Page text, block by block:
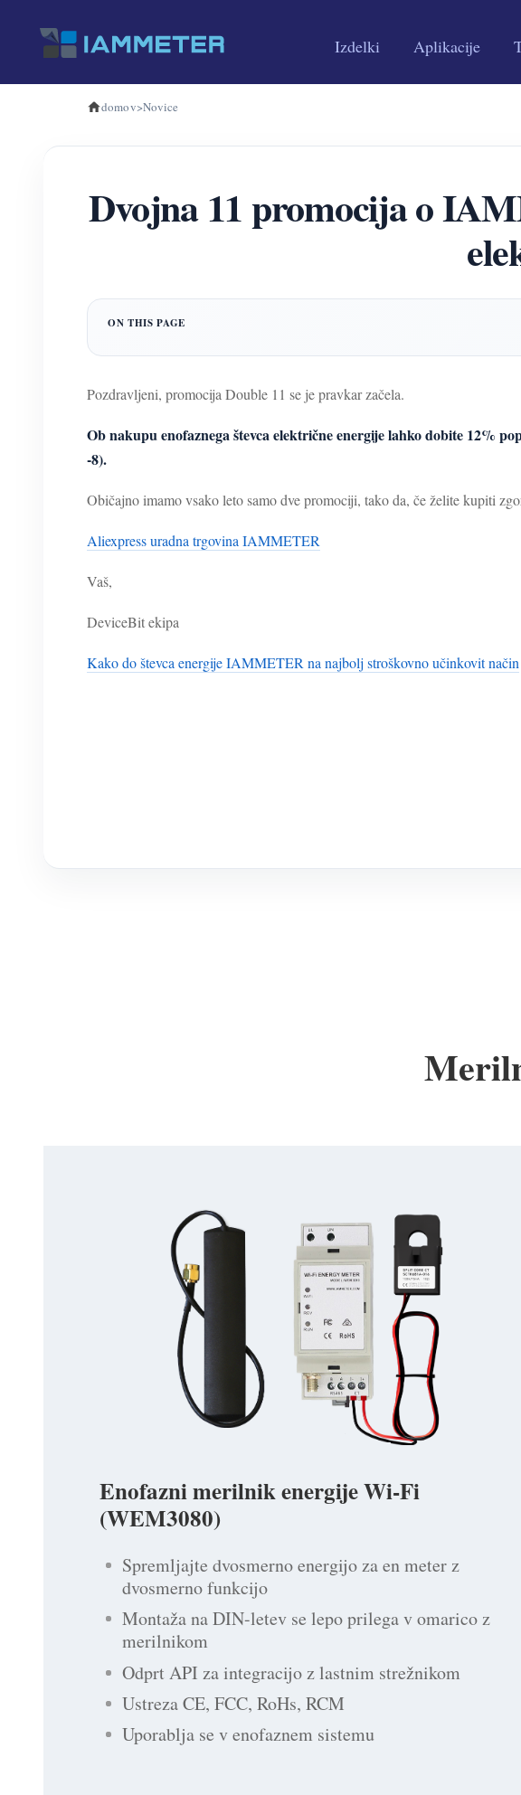
Izdelki Aplikacije
domov>Novice
Dvojna 11 promocija o
Pozdravljeni, promocija Double 11 se je pravkar začela.
Ob nakupu enofaznega števca električne energije lahko dobite 12%
-8).
Običajno imamo vsako leto samo dve promociji, tako da, če želite kupiti
Aliexpress uradna trgovina IAMMETER
Vaš,
DeviceBit ekipa
Kako do števca energije IAMMETER na najbolj stroškovno učinkovit način
Enofazni merilnik energije Wi-Fi
(WEM3080)
Spremljajte dvosmerno energijo za en meter z
dvosmerno funkcijo
Montaža na DIN-letev se lepo prilega v omarico z
merilnikom
Odprt API za integracijo z lastnim strežnikom
Ustreza CE, FCC, RoHs, RCM
Uporablja se v enofaznem sistemu